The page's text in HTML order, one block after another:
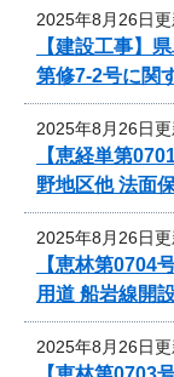
2025年8月26日
【建設工事】
第修7-2号に関
2025年8月26日
【恵経単第
野地区他 法面
2025年8月26日
【恵林第0704
用道 船岩線開
2025年8月26日